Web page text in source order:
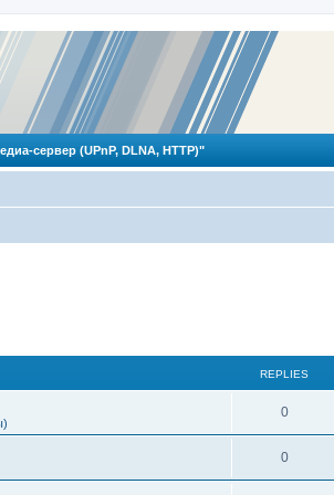
сервер (UPnP, DLNA, HTTP)"
REPLIES
0R
e
0R
e